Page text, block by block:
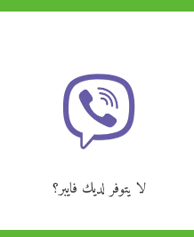
لا يتوفر لديك فايبر؟